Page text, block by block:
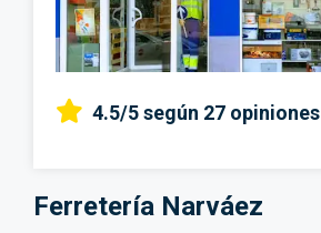
4.5/5según 27 opiniones
Ferretería Narváez